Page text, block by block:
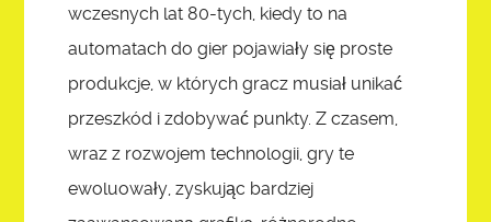
wczesnych lat 80-tych, kiedy to na
automatach do gier pojawiały się proste
produkcje, w których gracz musiał unikać
przeszkód i zdobywać punkty. Z czasem,
wraz z rozwojem technologii, gry te
ewoluowały, zyskując bardziej